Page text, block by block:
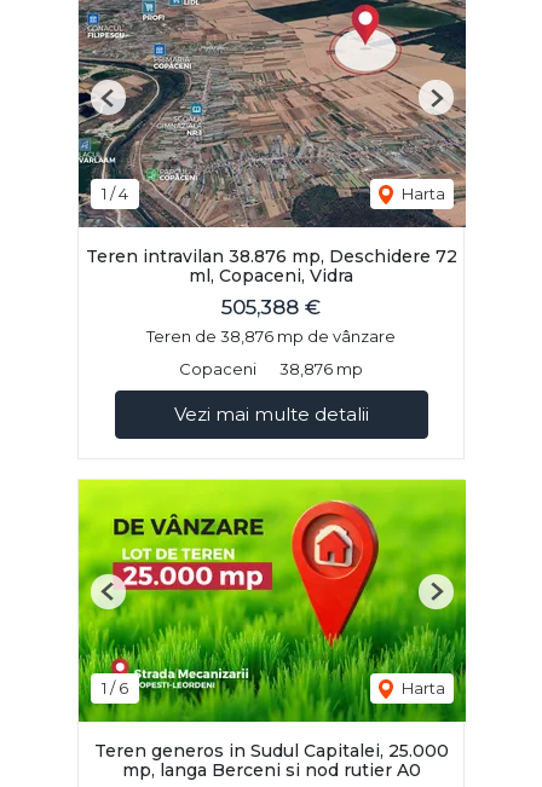
1 /4 Harta
Previous Next
Teren intravilan 38.876 mp, Deschidere 72
ml, Copaceni, Vidra
505,388 €
Teren de 38,876 mp de vânzare
Copaceni
38,876 mp
Vezi mai multe detalii
1 /6 Harta
Previous Next
Teren generos in Sudul Capitalei, 25.000
mp, langa Berceni si nod rutier A0